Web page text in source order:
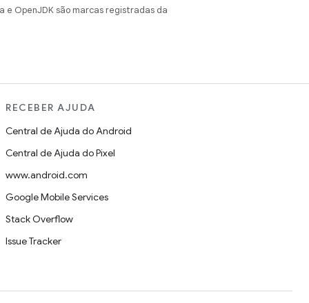
e OpenJDK são marcas registradas da
RECEBER AJUDA
Central de Ajuda do Android
Central de Ajuda do Pixel
www.android.com
Google Mobile Services
Stack Overflow
Issue Tracker